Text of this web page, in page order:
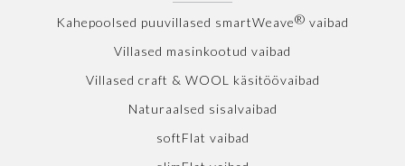
Kahepoolsed puuvillased smartWeave® vaibad
Villased masinkootud vaibad
Villased craft & WOOL käsitöövaibad
Naturaalsed sisalvaibad
softFlat vaibad